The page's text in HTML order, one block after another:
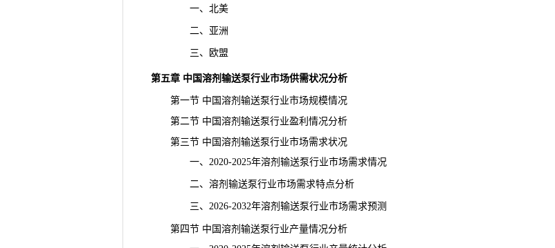
一、北美
二、亚洲
三、欧盟
第五章 中国溶剂输送泵行业市场供需状况分析
第一节 中国溶剂输送泵行业市场规模情况
第二节 中国溶剂输送泵行业盈利情况分析
第三节 中国溶剂输送泵行业市场需求状况
一、2020-2025年溶剂输送泵行业市场需求情况
二、溶剂输送泵行业市场需求特点分析
三、2026-2032年溶剂输送泵行业市场需求预测
第四节 中国溶剂输送泵行业产量情况分析